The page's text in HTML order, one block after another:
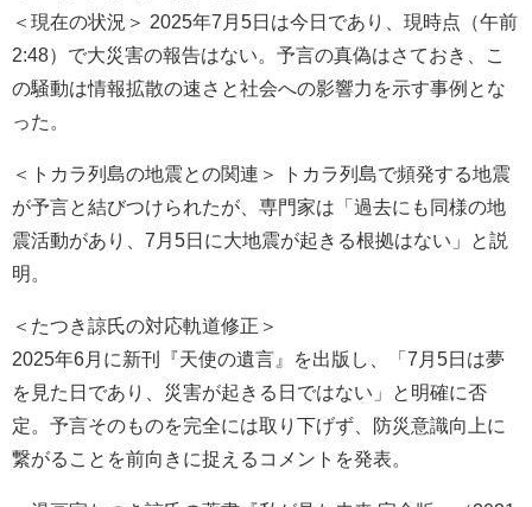
＜現在の状況＞ 2025年7月5日は今日であり、現時点（午前
2:48）で大災害の報告はない。予言の真偽はさておき、こ
の騒動は情報拡散の速さと社会への影響力を示す事例とな
った。
＜トカラ列島の地震との関連＞ トカラ列島で頻発する地震
が予言と結びつけられたが、専門家は「過去にも同様の地
震活動があり、7月5日に大地震が起きる根拠はない」と説
明。
＜たつき諒氏の対応軌道修正＞
2025年6月に新刊『天使の遺言』を出版し、「7月5日は夢
を見た日であり、災害が起きる日ではない」と明確に否
定。予言そのものを完全には取り下げず、防災意識向上に
繋がることを前向きに捉えるコメントを発表。